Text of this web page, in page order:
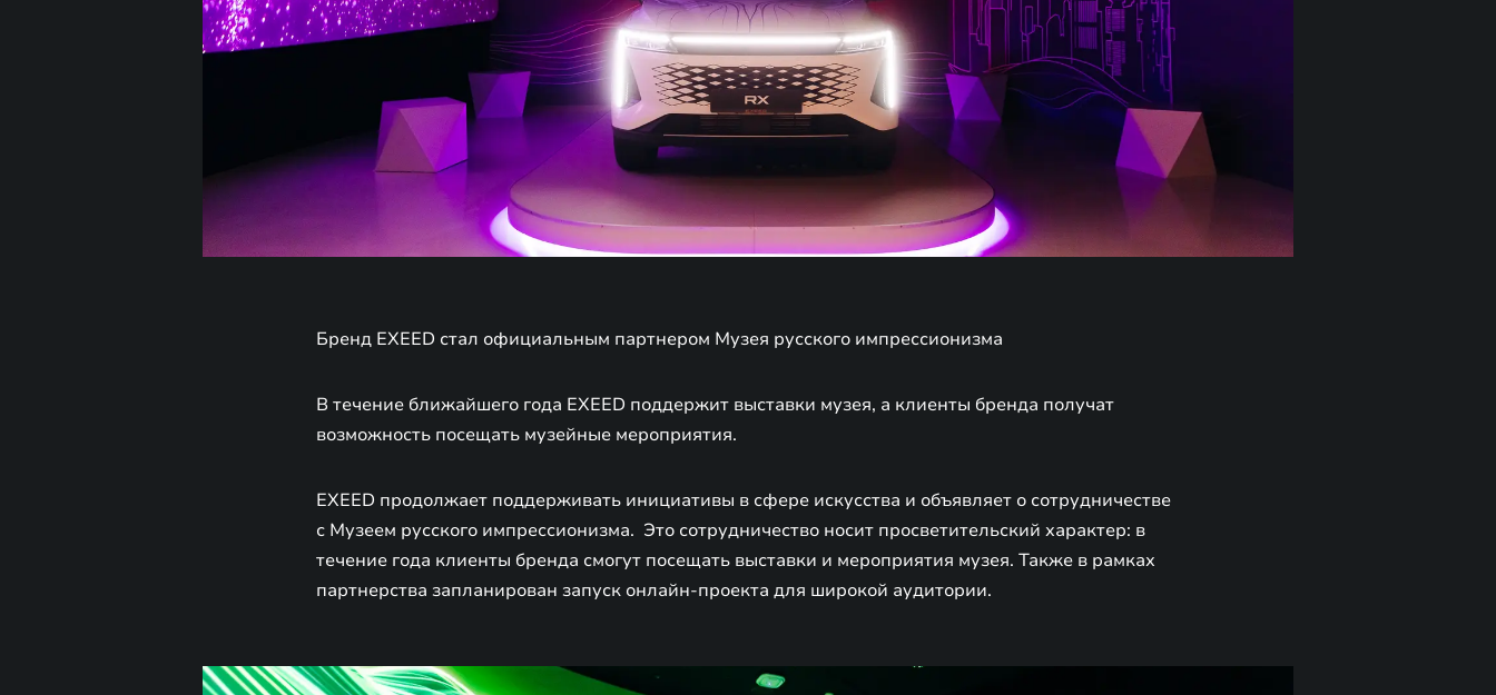
Бренд EXEED стал официальным партнером Музея русского импрессионизма
В течение ближайшего года EXEED поддержит выставки музея, а клиенты бренда получат
возможность посещать музейные мероприятия.
EXEED продолжает поддерживать инициативы в сфере искусства и объявляет о сотрудничестве
с Музеем русского импрессионизма. Это сотрудничество носит просветительский характер: в
течение года клиенты бренда смогут посещать выставки и мероприятия музея. Также в рамках
партнерства запланирован запуск онлайн-проекта для широкой аудитории.